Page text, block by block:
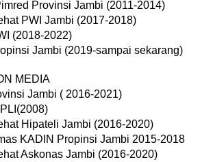
Provinsi Jambi (2011-2014)
PWI Jambi (2017-2018)
(2018-2022)
Jambi (2019-sampai sekarang)
MEDIA
Jambi ( 2016-2021)
Hipateli Jambi (2016-2020)
KADIN Propinsi Jambi 2015-2018
Askonas Jambi (2016-2020)